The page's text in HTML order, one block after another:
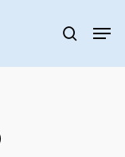
search
Menu